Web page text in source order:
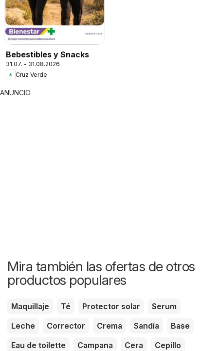
Bebestibles y Snacks
31.07. - 31.08.2026
Cruz Verde
ANUNCIO
Mira también las ofertas de otros
productos populares
Maquillaje Té Protector solar
Serum
Leche
Corrector Crema Sandía
Base
Eau de toilette
Campana Cera
Cepillo